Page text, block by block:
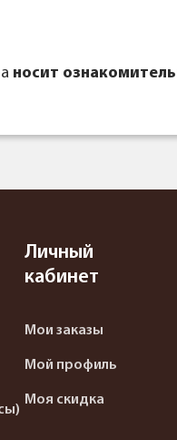
носит
Личный
кабинет
Мои заказы
Мой профиль
Моя скидка